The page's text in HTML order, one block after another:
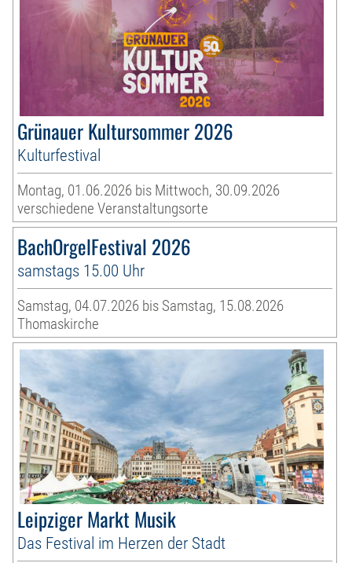
Grünauer Kultursommer 2026
Kulturfestival
Montag, 01.06.2026 bis Mittwoch, 30.09.2026
verschiedene Veranstaltungsorte
BachOrgelFestival 2026
samstags 15.00 Uhr
Samstag, 04.07.2026 bis Samstag, 15.08.2026
Thomaskirche
Leipziger Markt Musik
Das Festival im Herzen der Stadt